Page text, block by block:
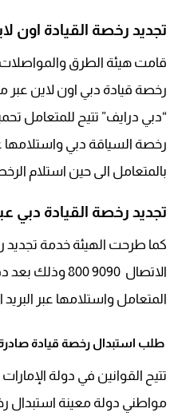
تجديد رخصة القيادة اون
قامت هيئة الطرق
رخصة قيادة دبي اون لاين عبر
“دبي درايف” تتيح للمتعامل
رخصة السياقة دبي واستلامها
بالمتعامل الى حين استلام
تجديد رخصة القيادة دبي
كما طرحت الهيئة خدمة تجديد
الاتصال 9090 800
المتعامل واستلامها عبر البريد
طلب استبدال رخصة قيادة
تتيح القوانين في دولة
مواطني دولة معينة استبدال